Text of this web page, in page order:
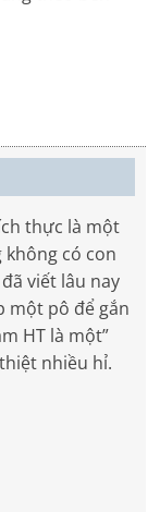
thực là một
không có con
viết lâu nay
một pô để gắn
HT là một”
nhiều hỉ.